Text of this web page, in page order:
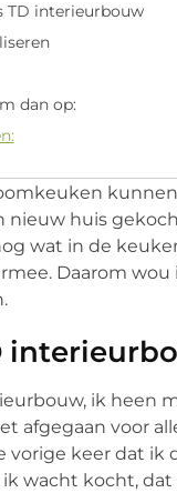
TD interieurbouw
dan op:
huis
wat in de
Daarom wou
ik heen
afgegaan voor
keer dat ik
wacht kocht,